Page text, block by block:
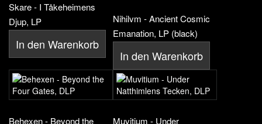
Skare - I Tåkeheimens
Djup, LP
In den Warenkorb
Nihilvm - Ancient Cosmic
Emanation, LP (black)
In den Warenkorb
Behexen - Beyond the
Muvitium - Under